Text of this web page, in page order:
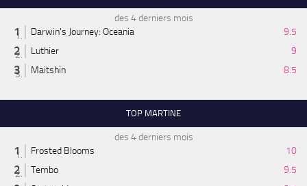
des 4 derniers mois
Darwin's Journey: Oceania
9.5
Luthier
9
Maitshin
8.5
TOP MARTINE
des 4 derniers mois
Frosted Blooms
10
Tembo
9.5